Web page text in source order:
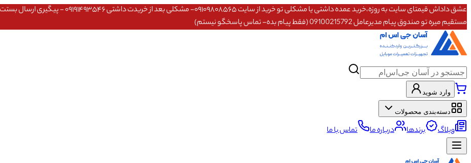
مستقیم میره تو صندوق پیام مدیرعامل 09100215792 (فقط پیام بده- تماس پاسخگو نیستم)
وارد شوید
دسته‌بندی محصولات
وبلاگ برندها درباره ما تماس با ما